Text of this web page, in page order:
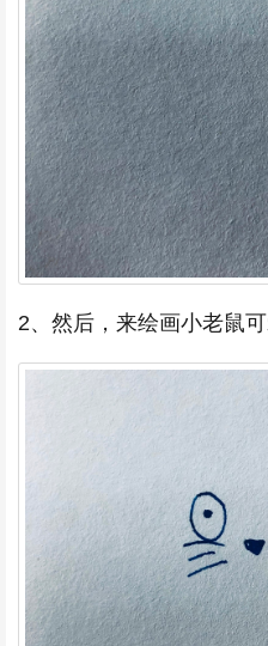
2、然后，来绘画小老鼠